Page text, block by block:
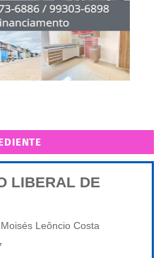
LIBERAL DE
Leôncio Costa